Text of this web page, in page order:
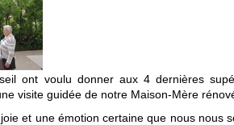
ont voulu donner aux 4 dernières
visite guidée de notre Maison-Mère
et une émotion certaine que nous nous